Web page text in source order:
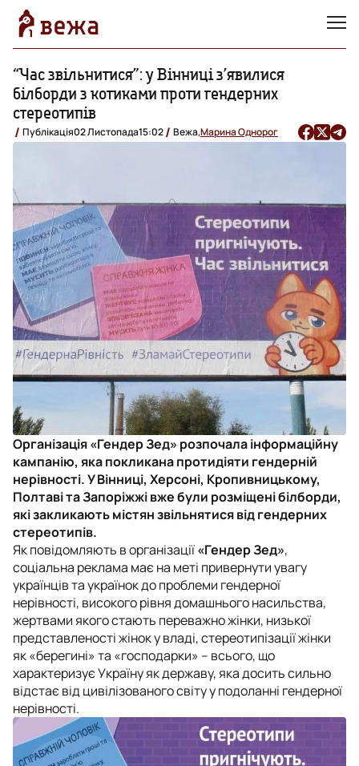
“Час звільнитися”: у Вінниці з’явилися
білборди з котиками проти гендерних
стереотипів
Публікація02 Листопада15:02 Вежа,Марина Однорог
Організація «Гендер Зед» розпочала інформаційну
кампанію, яка покликана протидіяти гендерній
нерівності. У Вінниці, Херсоні, Кропивницькому,
Полтаві та Запоріжжі вже були розміщені білборди,
які закликають містян звільнятися від гендерних
стереотипів.
Як повідомляють в організації«Гендер Зед»,
соціальна реклама має на меті привернути увагу
українців та українок до проблеми гендерної
нерівності, високого рівня домашнього насильства,
жертвами якого стають переважно жінки, низької
представленості жінок у владі, стереотипізації жінки
як «берегині» та «господарки» – всього, що
характеризує Україну як державу, яка досить сильно
відстає від цивілізованого світу у подоланні гендерної
нерівності.